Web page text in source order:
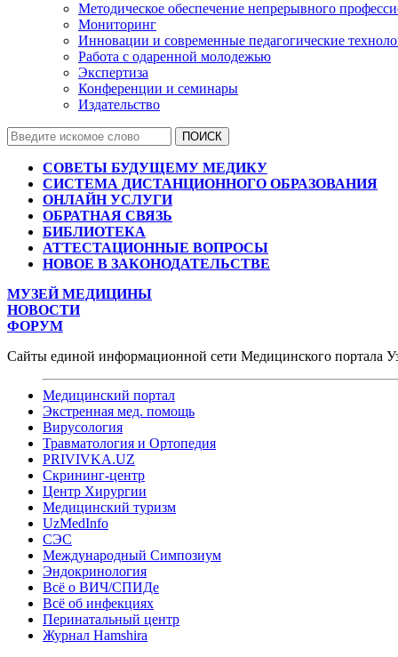
Методическое обеспечение непрерывного
Мониторинг
Инновации и современные педагогические
Работа с одаренной молодежью
Экспертиза
Конференции и семинары
Издательство
СОВЕТЫ БУДУЩЕМУ МЕДИКУ
СИСТЕМА ДИСТАНЦИОННОГО ОБРАЗОВАНИЯ
ОНЛАЙН УСЛУГИ
ОБРАТНАЯ СВЯЗЬ
БИБЛИОТЕКА
АТТЕСТАЦИОННЫЕ ВОПРОСЫ
НОВОЕ В ЗАКОНОДАТЕЛЬСТВЕ
МУЗЕЙ МЕДИЦИНЫ
НОВОСТИ
ФОРУМ
Сайты единой информационной сети Медицинского портала
Медицинский портал
Экстренная мед. помощь
Вирусология
Травматология и Ортопедия
PRIVIVKA.UZ
Скрининг-центр
Центр Хирургии
Медицинский туризм
UzMedInfo
СЭС
Международный Симпозиум
Эндокринология
Всё о ВИЧ/СПИДе
Всё об инфекциях
Перинатальный центр
Журнал Hamshira